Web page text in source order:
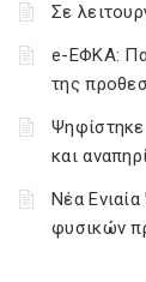
Σε
e-ΕΦΚΑ:
της
και
Νέα
φυσικών